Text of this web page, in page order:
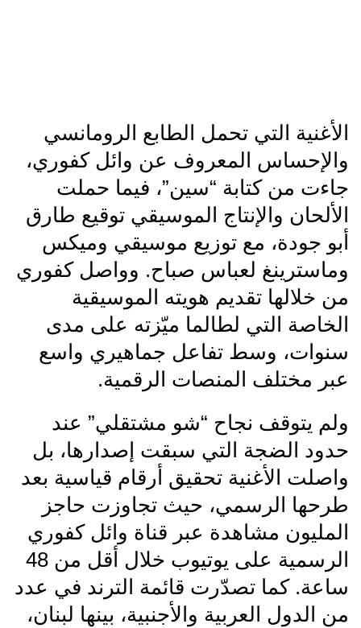
الأغنية التي تحمل الطابع الرومانسي
والإحساس المعروف عن وائل كفوري،
جاءت من كتابة “سين”، فيما حملت
الألحان والإنتاج الموسيقي توقيع طارق
أبو جودة، مع توزيع موسيقي وميكس
وماسترينغ لعباس صباح. وواصل كفوري
من خلالها تقديم هويته الموسيقية
الخاصة التي لطالما ميّزته على مدى
سنوات، وسط تفاعل جماهيري واسع
عبر مختلف المنصات الرقمية.
ولم يتوقف نجاح “شو مشتقلي” عند
حدود الضجة التي سبقت إصدارها، بل
واصلت الأغنية تحقيق أرقام قياسية بعد
طرحها الرسمي، حيث تجاوزت حاجز
المليون مشاهدة عبر قناة وائل كفوري
الرسمية على يوتيوب خلال أقل من 48
ساعة. كما تصدّرت قائمة الترند في عدد
من الدول العربية والأجنبية، بينها لبنان،